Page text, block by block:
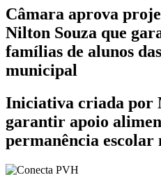
Câmara aprova
Nilton Souza que
famílias de alunos
municipal
Iniciativa criada por
garantir apoio
permanência